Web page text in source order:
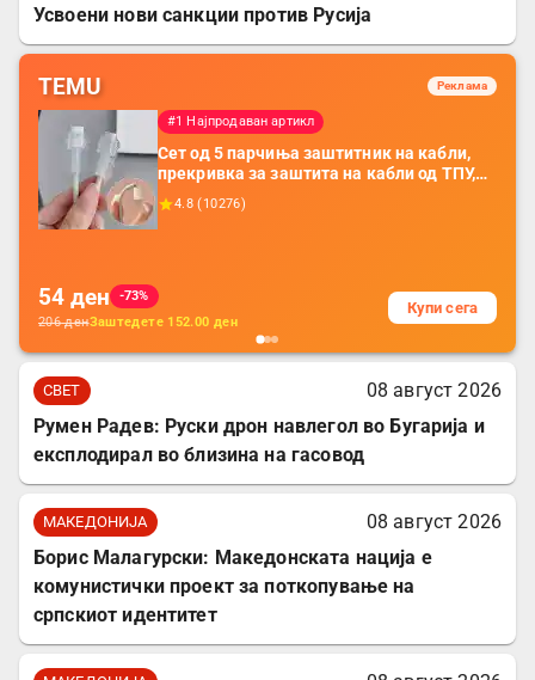
Усвоени нови санкции против Русија
TEMU Реклама
#1 Најпродаван артикл
Сет од 5 парчиња заштитник на кабли,
прекривка за заштита на кабли од ТПУ,
додатоци за заштита на кабли, без
батерија, за мобилни телефони, комплет
4.8 (10276)
54 ден
-73%
206денЗаштедете 152.00 ден
Купи сега
СВЕТ
08 август 2026
Румен Радев: Руски дрон навлегол во Бугарија и
експлодирал во близина на гасовод
МАКЕДОНИЈА
08 август 2026
Борис Малагурски: Македонската нација е
комунистички проект за поткопување на
српскиот идентитет